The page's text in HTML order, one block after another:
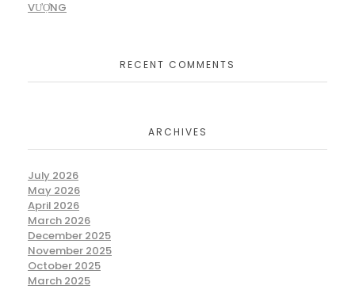
VƯỢNG
RECENT COMMENTS
ARCHIVES
July 2026
May 2026
April 2026
March 2026
December 2025
November 2025
October 2025
March 2025